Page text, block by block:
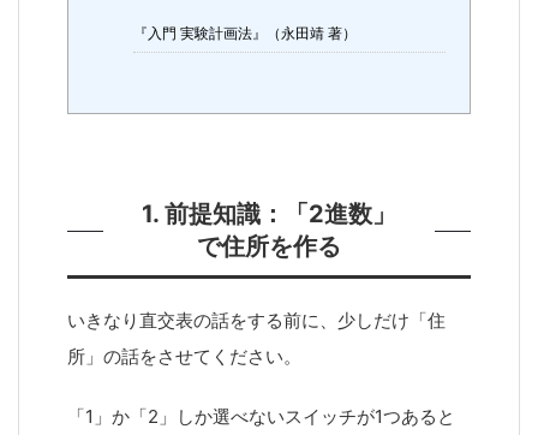
『入門 実験計画法』（永田靖 著）
1. 前提知識：「2進数」
で住所を作る
いきなり直交表の話をする前に、少しだけ「住
所」の話をさせてください。
「1」か「2」しか選べないスイッチが1つあると